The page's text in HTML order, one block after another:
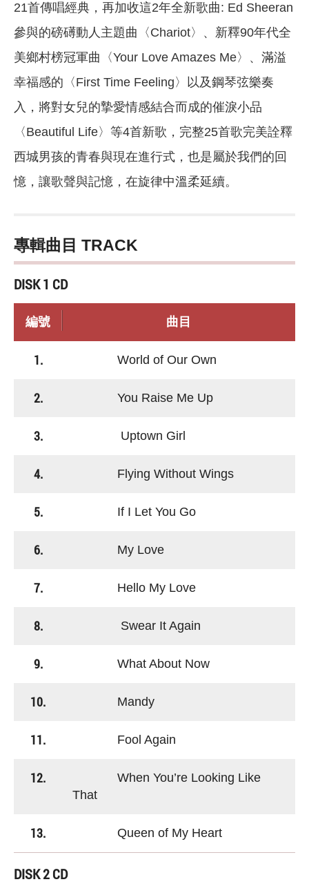
21首傳唱經典，再加收這2年全新歌曲: Ed Sheeran
參與的磅礡動人主題曲〈Chariot〉、新釋90年代全
美鄉村榜冠軍曲〈Your Love Amazes Me〉、滿溢
幸福感的〈First Time Feeling〉以及鋼琴弦樂奏
入，將對女兒的摯愛情感結合而成的催淚小品
〈Beautiful Life〉等4首新歌，完整25首歌完美詮釋
西城男孩的青春與現在進行式，也是屬於我們的回
憶，讓歌聲與記憶，在旋律中溫柔延續。
專輯曲目 TRACK
DISK 1 CD
編號 曲目
1. World of Our Own
2. You Raise Me Up
3. Uptown Girl
4. Flying Without Wings
5. If I Let You Go
6. My Love
7. Hello My Love
8. Swear It Again
9. What About Now
10. Mandy
11. Fool Again
12.
When You’re Looking Like
That
13. Queen of My Heart
DISK 2 CD